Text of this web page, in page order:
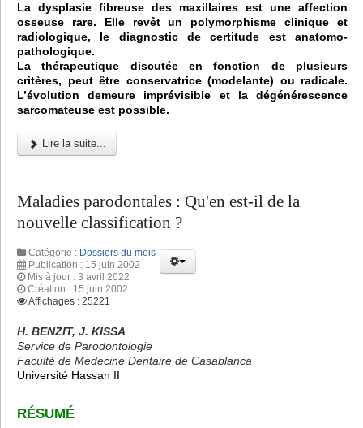
La dysplasie fibreuse des maxillaires est une affection
osseuse rare. Elle revêt un polymorphisme clinique et
radiologique, le diagnostic de certitude est anatomo-
pathologique.
La thérapeutique discutée en fonction de plusieurs
critères, peut être conservatrice (modelante) ou radicale.
L’évolution demeure imprévisible et la dégénérescence
sarcomateuse est possible.
Lire la suite...
Maladies parodontales : Qu'en est-il de la
nouvelle classification ?
Catégorie : Dossiers du mois
Publication : 15 juin 2002
Mis à jour : 3 avril 2022
Création : 15 juin 2002
Affichages : 25221
H. BENZIT, J. KISSA
Service de Parodontologie
Faculté de Médecine Dentaire de Casablanca
Université Hassan II
RÉSUMÉ